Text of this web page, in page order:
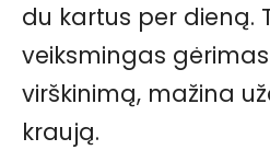
du kartus per dieną.
veiksmingas
virškinimą, mažina
kraują.